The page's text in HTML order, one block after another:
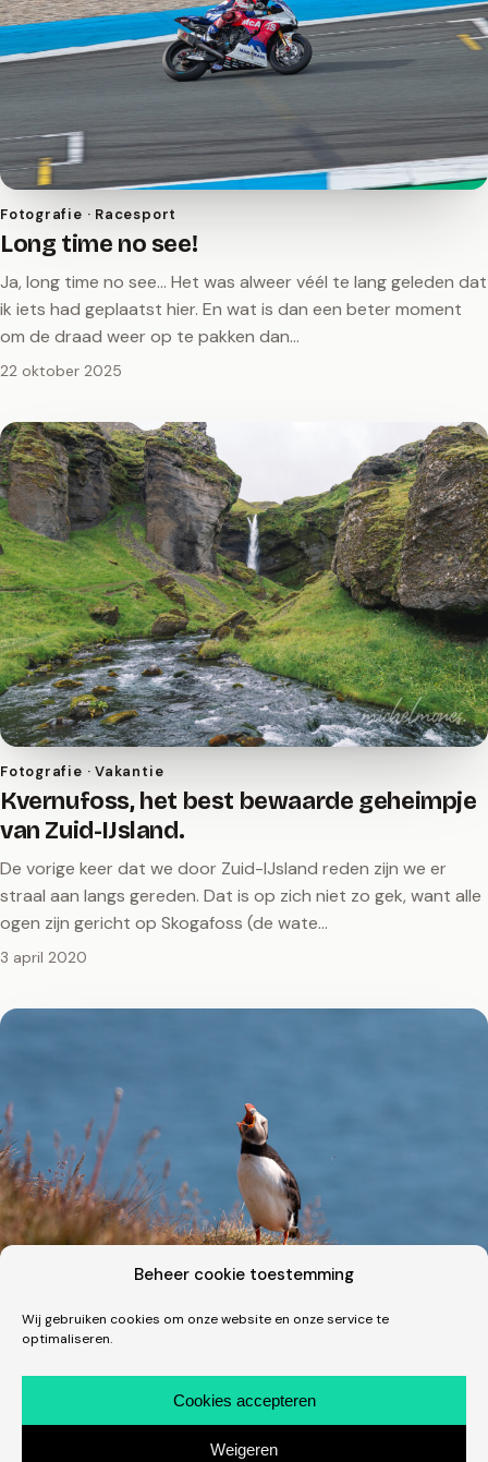
Beheer cookie toestemming
Wij gebruiken cookies om onze website en onze service te
optimaliseren.
Cookies accepteren
Weigeren
Fotografie · Racesport
Long time no see!
Ja, long time no see… Het was alweer véél te lang geleden dat
ik iets had geplaatst hier. En wat is dan een beter moment
om de draad weer op te pakken dan…
22 oktober 2025
Fotografie · Vakantie
Kvernufoss, het best bewaarde geheimpje
van Zuid-IJsland.
De vorige keer dat we door Zuid-IJsland reden zijn we er
straal aan langs gereden. Dat is op zich niet zo gek, want alle
ogen zijn gericht op Skogafoss (de wate…
3 april 2020
Een dik uur tussen de clowns in IJsland
Wat een fantastische beestjes zijn dit! Één van de
hoogtepunten van onze trip naar IJsland in juli was uiteraard